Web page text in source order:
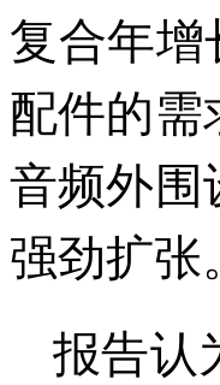
复合年
配件的
音频外
强劲扩张。
报告认